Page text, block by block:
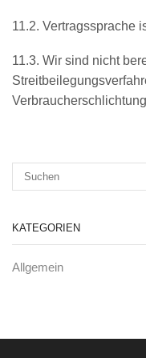
11.2. Vertragssprache
11.3. Wir sind nicht
KATEGORIEN
Allgemein